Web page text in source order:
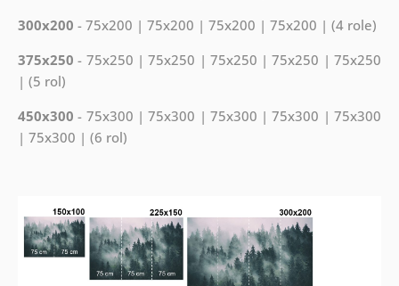
300x200 - 75x200 | 75x200 | 75x200 | 75x200 | (4 role)
375x250 - 75x250 | 75x250 | 75x250 | 75x250 | 75x250
| (5 rol)
450x300 - 75x300 | 75x300 | 75x300 | 75x300 | 75x300
| 75x300 | (6 rol)